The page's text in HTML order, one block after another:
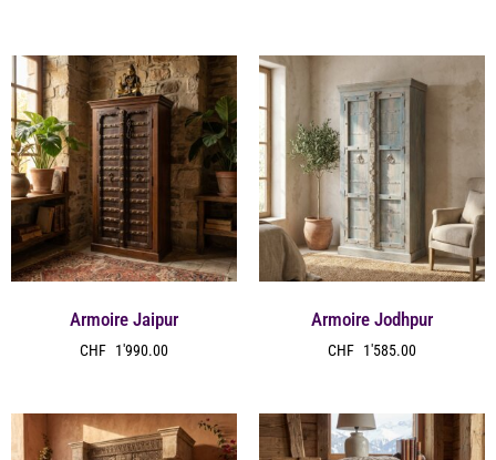
Armoire Jaipur
CHF 1'990.00
Armoire Jodhpur
CHF 1'585.00